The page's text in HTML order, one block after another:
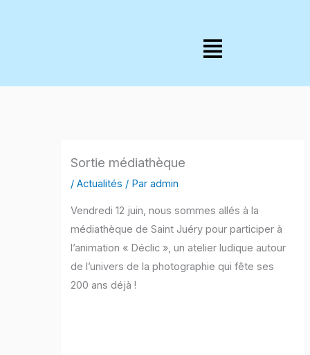
Menu
Sortie médiathèque
/Actualités / Paradmin
Vendredi 12 juin, nous sommes allés à la
médiathèque de Saint Juéry pour participer à
l’animation « Déclic », un atelier ludique autour
de l’univers de la photographie qui fête ses
200 ans déjà !